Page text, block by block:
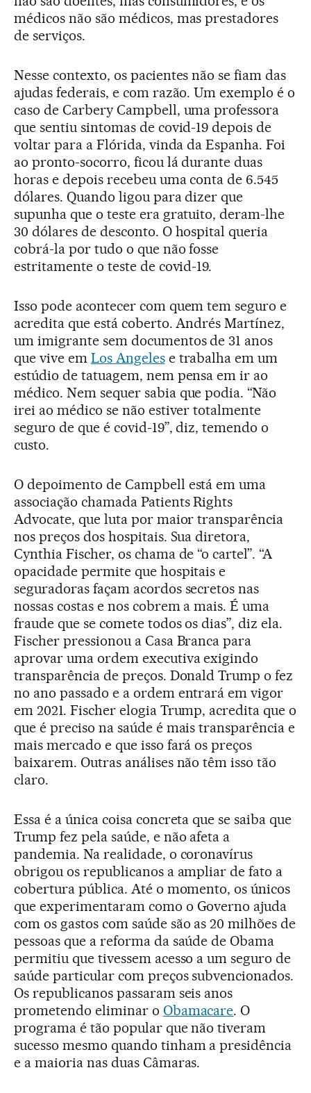
médicos não são médicos, mas prestadores
de serviços.
Nesse contexto, os pacientes não se fiam das
ajudas federais, e com razão. Um exemplo é o
caso de Carbery Campbell, uma professora
que sentiu sintomas de covid-19 depois de
voltar para a Flórida, vinda da Espanha. Foi
ao pronto-socorro, ficou lá durante duas
horas e depois recebeu uma conta de 6.545
dólares. Quando ligou para dizer que
supunha que o teste era gratuito, deram-lhe
30 dólares de desconto. O hospital queria
cobrá-la por tudo o que não fosse
estritamente o teste de covid-19.
Isso pode acontecer com quem tem seguro e
acredita que está coberto. Andrés Martínez,
um imigrante sem documentos de 31 anos
que vive em Los Angelese trabalha em um
estúdio de tatuagem, nem pensa em ir ao
médico. Nem sequer sabia que podia. “Não
irei ao médico se não estiver totalmente
seguro de que é covid-19”, diz, temendo o
custo.
O depoimento de Campbell está em uma
associação chamada Patients Rights
Advocate, que luta por maior transparência
nos preços dos hospitais. Sua diretora,
Cynthia Fischer, os chama de “o cartel”. “A
opacidade permite que hospitais e
seguradoras façam acordos secretos nas
nossas costas e nos cobrem a mais. É uma
fraude que se comete todos os dias”, diz ela.
Fischer pressionou a Casa Branca para
aprovar uma ordem executiva exigindo
transparência de preços. Donald Trump o fez
no ano passado e a ordem entrará em vigor
em 2021. Fischer elogia Trump, acredita que o
que é preciso na saúde é mais transparência e
mais mercado e que isso fará os preços
baixarem. Outras análises não têm isso tão
claro.
Essa é a única coisa concreta que se saiba que
Trump fez pela saúde, e não afeta a
pandemia. Na realidade, o coronavírus
obrigou os republicanos a ampliar de fato a
cobertura pública. Até o momento, os únicos
que experimentaram como o Governo ajuda
com os gastos com saúde são as 20 milhões de
pessoas que a reforma da saúde de Obama
permitiu que tivessem acesso a um seguro de
saúde particular com preços subvencionados.
Os republicanos passaram seis anos
prometendo eliminar o Obamacare. O
programa é tão popular que não tiveram
sucesso mesmo quando tinham a presidência
e a maioria nas duas Câmaras.